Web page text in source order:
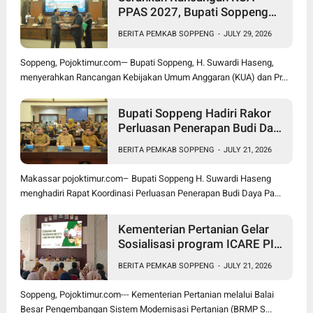
PPAS 2027, Bupati Soppeng
BERITA PEMKAB SOPPENG - JULY 29, 2026
Soppeng, Pojoktimur.com— Bupati Soppeng, H. Suwardi Haseng,
menyerahkan Rancangan Kebijakan Umum Anggaran (KUA) dan Pr...
Bupati Soppeng Hadiri Rakor
Perluasan Penerapan Budi Daya
BERITA PEMKAB SOPPENG - JULY 21, 2026
Makassar pojoktimur.com– Bupati Soppeng H. Suwardi Haseng
menghadiri Rapat Koordinasi Perluasan Penerapan Budi Daya Pa...
Kementerian Pertanian Gelar
Sosialisasi program ICARE PIU
BERITA PEMKAB SOPPENG - JULY 21, 2026
Soppeng, Pojoktimur.com--- Kementerian Pertanian melalui Balai
Besar Pengembangan Sistem Modernisasi Pertanian (BRMP S...